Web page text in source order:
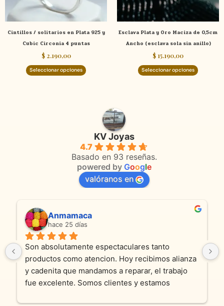
Cintillos / solitarios en Plata 925 y
Cubic Circonia 4 puntas
$2.190,00
Seleccionar opciones
elegir
en
la
de
Esclava Plata y Oro Maciza de 0,5cm
Ancho (esclava sola sin anillo)
$ 15.190,00
Seleccionar opciones
pueden
elegir
en
la
de
KV Joyas
4.7
Basado en 93 reseñas.
powered by Google
valóranos en
Anmamaca
hace 25 días
Son absolutamente espectaculares tanto
productos como atencion. Hoy recibimos alianza
y cadenita que mandamos a reparar, el trabajo
fue excelente. Somos clientes y estamos